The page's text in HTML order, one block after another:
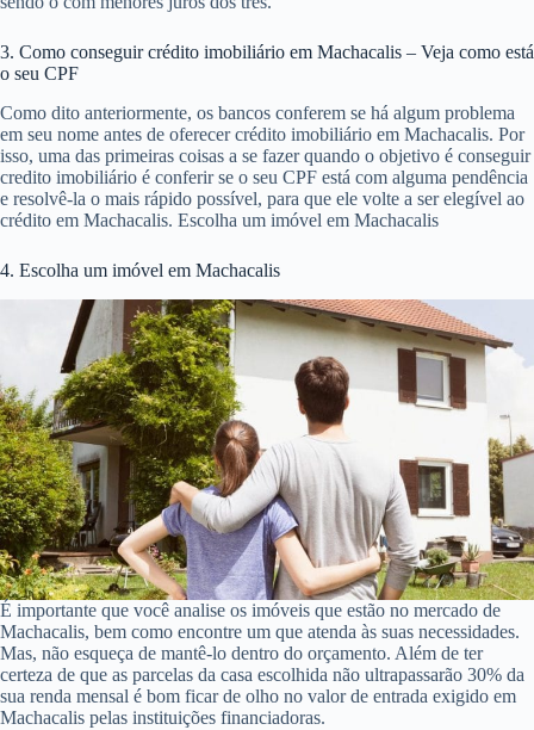
3. Como conseguir crédito imobiliário em Machacalis – Veja como está
o seu CPF
Como dito anteriormente, os bancos conferem se há algum problema
em seu nome antes de oferecer crédito imobiliário em Machacalis. Por
isso, uma das primeiras coisas a se fazer quando o objetivo é conseguir
credito imobiliário é conferir se o seu CPF está com alguma pendência
e resolvê-la o mais rápido possível, para que ele volte a ser elegível ao
crédito em Machacalis. Escolha um imóvel em Machacalis
4. Escolha um imóvel em Machacalis
É importante que você analise os imóveis que estão no mercado de
Machacalis, bem como encontre um que atenda às suas necessidades.
Mas, não esqueça de mantê-lo dentro do orçamento. Além de ter
certeza de que as parcelas da casa escolhida não ultrapassarão 30% da
sua renda mensal é bom ficar de olho no valor de entrada exigido em
Machacalis pelas instituições financiadoras.